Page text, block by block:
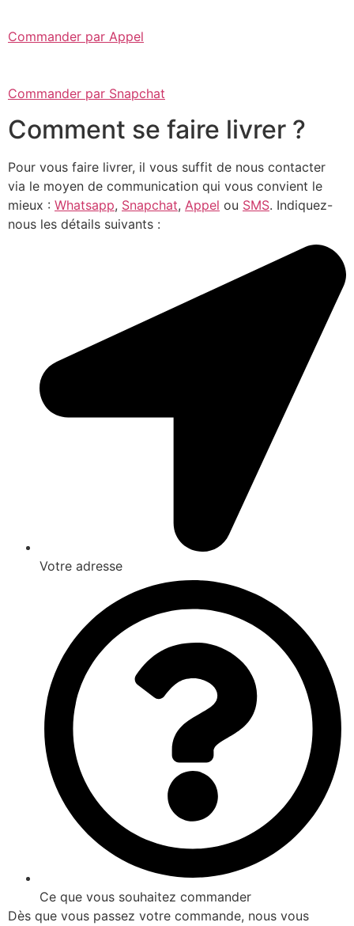
Commander par Appel
Commander par Snapchat
Comment se faire livrer ?
Pour vous faire livrer, il vous suffit de nous contacter
via le moyen de communication qui vous convient le
mieux : Whatsapp, Snapchat, Appel ou SMS. Indiquez-
nous les détails suivants :
Votre adresse
Ce que vous souhaitez commander
Dès que vous passez votre commande, nous vous